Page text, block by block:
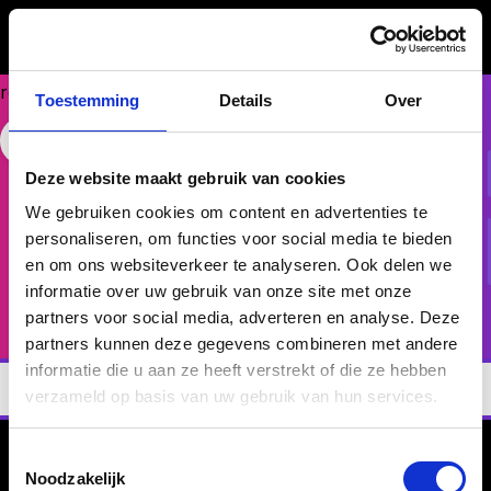
Toestemming Details Over
Deze website maakt gebruik van cookies
We gebruiken cookies om content en advertenties te
personaliseren, om functies voor social media te bieden
en om ons websiteverkeer te analyseren. Ook delen we
informatie over uw gebruik van onze site met onze
partners voor social media, adverteren en analyse. Deze
partners kunnen deze gegevens combineren met andere
informatie die u aan ze heeft verstrekt of die ze hebben
verzameld op basis van uw gebruik van hun services.
Noodzakelijk
BrainCompass
Krijg een eerste indruk van ons platform.
Plan een demo
Could
make
request.